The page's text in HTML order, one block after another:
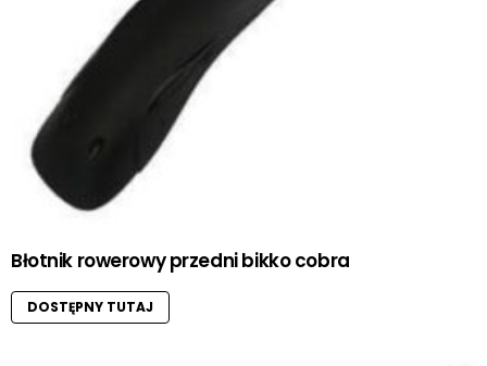
Błotnik rowerowy przedni bikko cobra
DOSTĘPNY TUTAJ